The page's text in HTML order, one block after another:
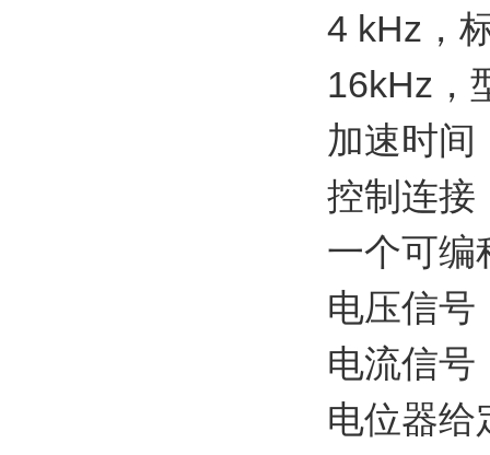
4 kHz，
16kHz，
加速时间
控制连接
一个可编
电压信号
电流信号
电位器